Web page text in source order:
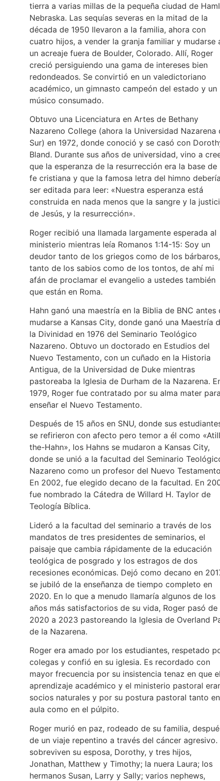
tierra a varias millas de la pequeña ciudad de
Nebraska. Las sequías severas en la mitad de la
década de 1950 llevaron a la familia, ahora con
cuatro hijos, a vender la granja familiar y mudarse
un acreaje fuera de Boulder, Colorado. Allí, Roger
creció persiguiendo una gama de intereses bien
redondeados. Se convirtió en un valedictoriano
académico, un gimnasto campeón del estado y un
músico consumado.
Obtuvo una Licenciatura en Artes de Bethany
Nazareno College (ahora la Universidad Nazarena
Sur) en 1972, donde conoció y se casó con
Bland. Durante sus años de universidad, vino a
que la esperanza de la resurrección era la base de
fe cristiana y que la famosa letra del himno
ser editada para leer: «Nuestra esperanza está
construida en nada menos que la sangre y la
de Jesús, y la resurrección».
Roger recibió una llamada largamente esperada al
ministerio mientras leía Romanos 1:14-15: Soy un
deudor tanto de los griegos como de los bárbaros,
tanto de los sabios como de los tontos, de ahí mi
afán de proclamar el evangelio a ustedes también
que están en Roma.
Hahn ganó una maestría en la Biblia de BNC antes
mudarse a Kansas City, donde ganó una Maestría
la Divinidad en 1976 del Seminario Teológico
Nazareno. Obtuvo un doctorado en Estudios del
Nuevo Testamento, con un cuñado en la Historia
Antigua, de la Universidad de Duke mientras
pastoreaba la Iglesia de Durham de la Nazarena.
1979, Roger fue contratado por su alma mater
enseñar el Nuevo Testamento.
Después de 15 años en SNU, donde sus
se refirieron con afecto pero temor a él como
the-Hahn», los Hahns se mudaron a Kansas City,
donde se unió a la facultad del Seminario
Nazareno como un profesor del Nuevo
En 2002, fue elegido decano de la facultad. En
fue nombrado la Cátedra de Willard H. Taylor de
Teología Bíblica.
Lideró a la facultad del seminario a través de los
mandatos de tres presidentes de seminarios, el
paisaje que cambia rápidamente de la educación
teológica de posgrado y los estragos de dos
recesiones económicas. Dejó como decano en
se jubiló de la enseñanza de tiempo completo en
2020. En lo que a menudo llamaría algunos de los
años más satisfactorios de su vida, Roger pasó de
2020 a 2023 pastoreando la Iglesia de Overland
de la Nazarena.
Roger era amado por los estudiantes, respetado
colegas y confió en su iglesia. Es recordado con
mayor frecuencia por su insistencia tenaz en que
aprendizaje académico y el ministerio pastoral
socios naturales y por su postura pastoral tanto
aula como en el púlpito.
Roger murió en paz, rodeado de su familia,
de un viaje repentino a través del cáncer agresivo.
sobreviven su esposa, Dorothy, y tres hijos,
Jonathan, Matthew y Timothy; la nuera Laura; los
hermanos Susan, Larry y Sally; varios nephews,